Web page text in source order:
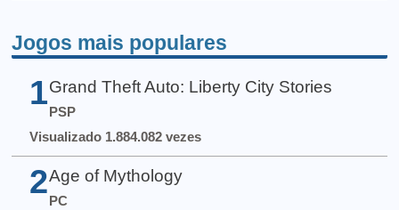
Jogos mais populares
1 Grand Theft Auto: Liberty City Stories
PSP
Visualizado 1.884.082 vezes
2 Age of Mythology
PC